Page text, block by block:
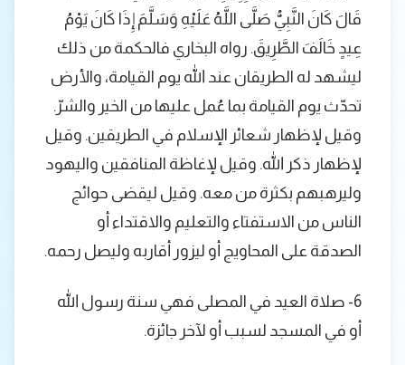
قَالَ كَانَ النَّبِيُّ صَلَّى اللَّهُ عَلَيْهِ وَسَلَّمَ إِذَا كَانَ يَوْمُ
عِيدٍ خَالَفَ الطَّرِيقَ. رواه البخاري فالحكمة من ذلك
ليشهد له الطريقان عند الله يوم القيامة، والأرض
تحدّث يوم القيامة بما عُمل عليها من الخير والشرّ.
وقيل لإظهار شعائر الإسلام في الطريقين. وقيل
لإظهار ذكر الله. وقيل لإغاظة المنافقين واليهود
وليرهبهم بكثرة من معه. وقيل ليقضى حوائج
الناس من الاستفتاء والتعليم والاقتداء أو
الصدقة على المحاويج أو ليزور أقاربه وليصل رحمه.
6- صلاة العيد في المصلى فهي سنة رسول الله
أو في المسجد لسبب أو لآخر جائزة.